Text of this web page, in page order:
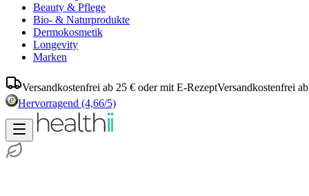
Beauty & Pflege
Bio- & Naturprodukte
Dermokosmetik
Longevity
Marken
Versandkostenfrei ab 25 € oder mit E-RezeptVersandkostenfrei
Hervorragend (4,66/5)